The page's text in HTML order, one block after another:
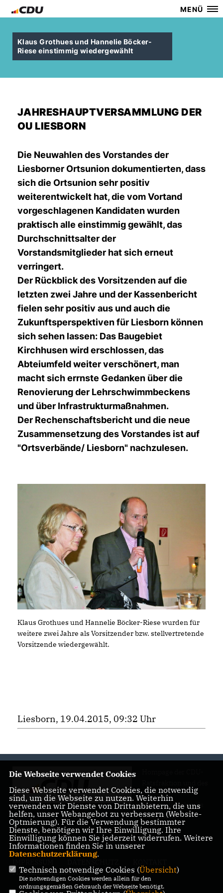
MENÜ
Klaus Grothues und Hannelie Böcker-
Riese einstimmig wiedergewählt
JAHRESHAUPTVERSAMMLUNG DER
OU LIESBORN
Die Neuwahlen des Vorstandes der
Liesborner Ortsunion dokumentierten, dass
sich die Ortsunion sehr positiv
weiterentwickelt hat, die vom Vortand
vorgeschlagenen Kandidaten wurden
praktisch alle einstimmig gewählt, das
Durchschnittsalter der
Vorstandsmitglieder hat sich erneut
verringert.
Der Rückblick des Vorsitzenden auf die
letzten zwei Jahre und der Kassenbericht
fielen sehr positiv aus und auch die
Zukunftsperspektiven für Liesborn können
sich sehen lassen: Das Baugebiet
Kirchhusen wird erschlossen, das
Abteiumfeld weiter verschönert, man
macht sich errnste Gedanken über die
Renovierung der Lehrschwimmbeckens
und über Infrastrukturmaßnahmen.
Der Rechenschaftsbericht und die neue
Zusammensetzung des Vorstandes ist auf
"Ortsverbände/ Liesborn" nachzulesen.
Klaus Grothues und Hannelie Böcker-Riese wurden für
weitere zwei Jahre als Vorsitzender bzw. stellvertretende
Vorsitzende wiedergewählt.
Liesborn, 19.04.2015, 09:32 Uhr
CDU-
Gemeindeverbands
Wadersloh
MITGLIEDERBEREICH
Die Webseite verwendet Cookies
Diese Webseite verwendet Cookies, die notwendig
sind, um die Webseite zu nutzen. Weiterhin
verwenden wir Dienste von Drittanbietern, die uns
helfen, unser Webangebot zu verbessern (Website-
Optmierung). Für die Verwendung bestimmter
Dienste, benötigen wir Ihre Einwilligung. Ihre
Einwilligung können Sie jederzeit widerrufen. Weitere
Informationen finden Sie in unserer
Datenschutzerklärung.
Technisch notwendige Cookies (Übersicht)
Die notwendigen Cookies werden allein für den
ordnungsgemäßen Gebrauch der Webseite benötigt.